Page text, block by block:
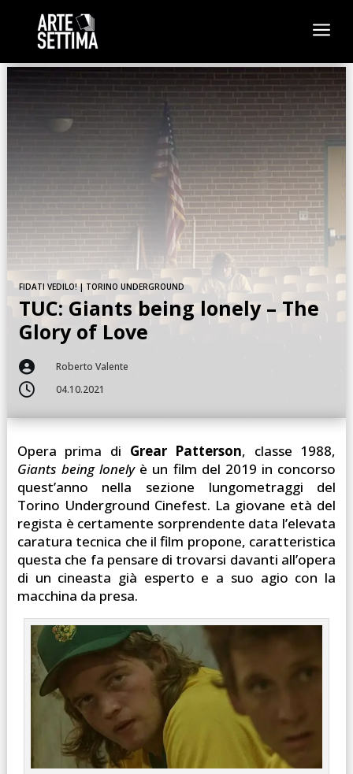
a
FIDATI VEDILO!| TORINO UNDERGROUND
TUC: Giants being lonely – The
Glory of Love
 Roberto Valente
 04.10.2021
Opera prima di Grear Patterson, classe 1988,
Giants being lonelyè un film del 2019 in concorso
quest’anno nella sezione lungometraggi del
Torino Underground Cinefest. La giovane età del
regista è certamente sorprendente data l’elevata
caratura tecnica che il film propone, caratteristica
questa che fa pensare di trovarsi davanti all’opera
di un cineasta già esperto e a suo agio con la
macchina da presa.